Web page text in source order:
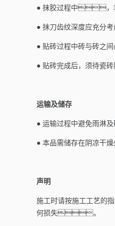
● 抹胶过程中，
● 抹刀齿纹深度应充分
● 贴砖过程中砖与砖之
● 贴砖完成后，须待
运输及储存
● 运输过程中避免雨淋及
● 本品需储存在阴凉
声明
施工时请按施工工艺
何损失。